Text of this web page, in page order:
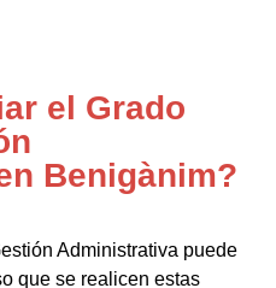
el Grado
Benigànim?
Administrativa puede
que se realicen estas